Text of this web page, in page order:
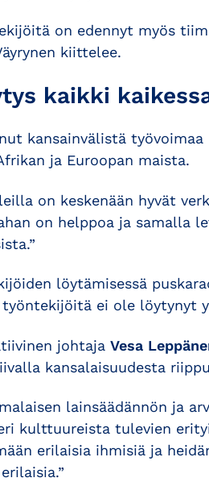
on edennyt myös
kiittelee.
kaikki
kansainvälistä
ja Euroopan maista.
on keskenään hyvät
on helppoa ja samalla
löytämisessä
ei ole löytynyt
johtaja Vesa
kansalaisuudesta
lainsäädännön ja
kulttuureista tulevien
erilaisia ihmisiä ja